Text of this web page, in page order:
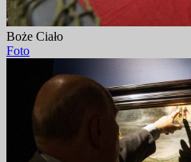
Boże Ciało
Foto